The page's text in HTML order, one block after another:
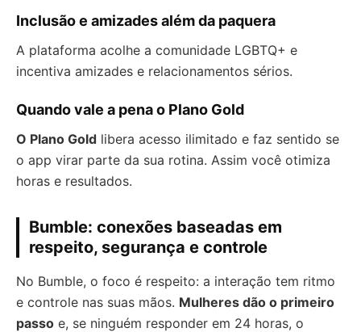
Inclusão e amizades além da paquera
A plataforma acolhe a comunidade LGBTQ+ e
incentiva amizades e relacionamentos sérios.
Quando vale a pena o Plano Gold
O Plano Gold libera acesso ilimitado e faz sentido se
o app virar parte da sua rotina. Assim você otimiza
horas e resultados.
Bumble: conexões baseadas em
respeito, segurança e controle
No Bumble, o foco é respeito: a interação tem ritmo
e controle nas suas mãos. Mulheres dão o primeiro
passo e, se ninguém responder em 24 horas, o